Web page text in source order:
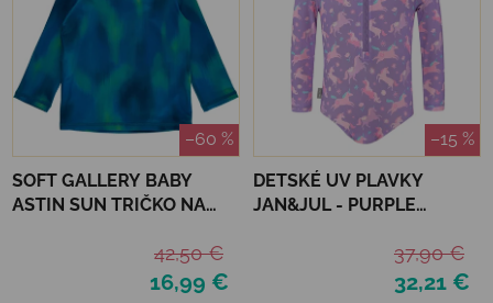
–60 %
SOFT GALLERY BABY
ASTIN SUN TRIČKO NA
16,99 €
42,50 €
–15 %
DETSKÉ UV PLAVKY
JAN&JUL - PURPLE
32,21 €
37,90 €